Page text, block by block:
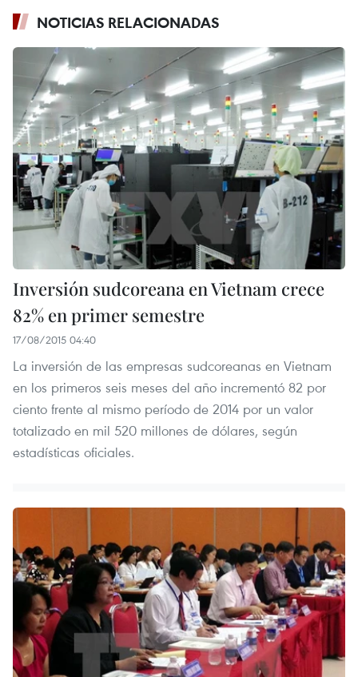
NOTICIAS RELACIONADAS
Inversión sudcoreana en Vietnam crece
82% en primer semestre
17/08/2015 04:40
La inversión de las empresas sudcoreanas en Vietnam
en los primeros seis meses del año incrementó 82 por
ciento frente al mismo período de 2014 por un valor
totalizado en mil 520 millones de dólares, según
estadísticas oficiales.